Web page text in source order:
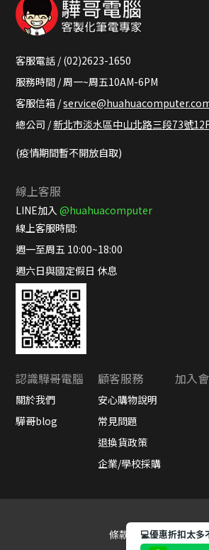
客服電話 / (02)2623-1650
服務時間 / 周一~周五10AM-6PM
客服信箱 /
總公司 /新北市淡水區中山北路三段73號
(疫情期間暫不開放自取)
線上客服
LINE加入@huahuacomputer
線上客服時間:
週一至周五 10:00~18:00
週六日與國定假日 休息
認識驊哥電腦
關於我們
驊哥blog
顧客服務
安心購物說明
常見問題
退換貨政策
企業/學校採購
加入
條款與細則隱私權政策